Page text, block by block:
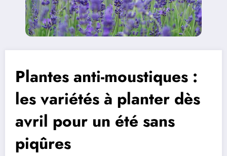
Plantes anti-moustiques :
les variétés à planter dès
avril pour un été sans
piqûres